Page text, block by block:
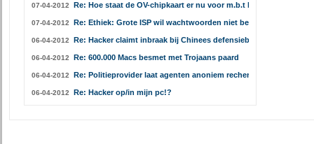
07-04-2012 Re: Hoe staat de OV-chipkaart er nu voor m.b.t hacken?
07-04-2012 Re: Ethiek: Grote ISP wil wachtwoorden niet beveiligen
06-04-2012 Re: Hacker claimt inbraak bij Chinees defensiebedrijf
06-04-2012 Re: 600.000 Macs besmet met Trojaans paard
06-04-2012 Re: Politieprovider laat agenten anoniem rechercheren
06-04-2012 Re: Hacker op/in mijn pc!?